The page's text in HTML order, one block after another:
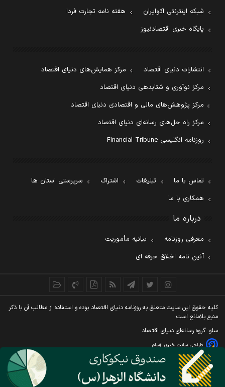
شبکه اینترنتی اکوایران
هفته نامه تجارت فردا
پایگاه خبری اقتصادنیوز
انتشارات دنیای اقتصاد
مرکز همایش‌های دنیای اقتصاد
مرکز نوآوری و شتابدهی دنیای اقتصاد
مرکز پژوهش‌های مالی و اقتصادی دنیای اقتصاد
مرکز راه حل‌های رسانه‌ای دنیای اقتصاد
روزنامه انگلیسی Financial Tribune
تماس با ما تبلیغات اشتراک
سرپرستی استان ها
همکاری با ما
درباره ما
معرفی روزنامه
بیانیه مأموریت
آئین نامه اخلاق حرفه ای
کليه حقوق اين سايت متعلق به روزنامه دنيای اقتصاد بوده و استفاده از مطالب آن با ذکر
منبع بلامانع است
سئو: گروه رسانه‌ای دنیای اقتصاد
طراحی سایت خبری آسام